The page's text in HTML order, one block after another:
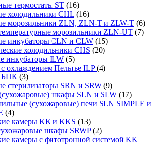
термостаты ST (16)
холодильники CHL (16)
морозильники ZLN, ZLN-T и ZLW-T (6)
морозильники ZLN-UT (7)
инкубаторы CLN и CLW (15)
холодильники CHS (20)
инкубаторы ILW (5)
охлаждением Пельтье ILP(4)
БПК (3)
стерилизаторы SRN и SRW (9)
шкафы SLN и SLW (17)
(сухожаровые) печи SLN SIMPLE и
(4)
камеры KK и KKS (13)
шкафы SRWP(2)
камеры с фитотронной системой KK